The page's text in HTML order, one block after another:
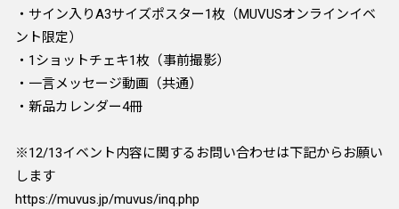
・サイン入りA3サイズポスター1枚（MUVUSオンラインイベ
ント限定）
・1ショットチェキ1枚（事前撮影）
・一言メッセージ動画（共通）
・新品カレンダー4冊
※12/13イベント内容に関するお問い合わせは下記からお願い
します
https://muvus.jp/muvus/inq.php